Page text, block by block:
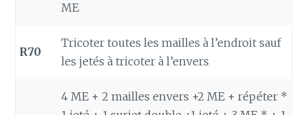
ME
R70
Tricoter toutes les mailles à l’endroit sauf
les jetés à tricoter à l’envers
4 ME + 2 mailles envers +2 ME + répéter *